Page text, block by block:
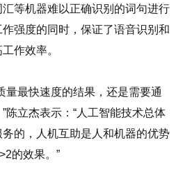
等机器难以正确识别的词句进行
强度的同时，保证了语音识别和
作效率。
最快速度的结果，还是需要通
陈立杰表示：“人工智能技术总体
的，人机互助是人和机器的优势
的效果。”